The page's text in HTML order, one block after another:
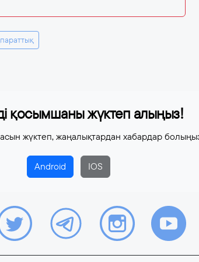
қосымшаны жүктеп алыңыз!
жүктеп, жаңалықтардан хабардар
Android IOS